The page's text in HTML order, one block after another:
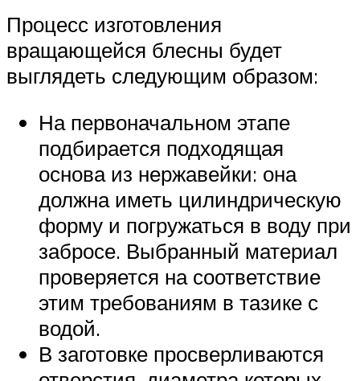
Процесс изготовления
вращающейся блесны будет
выглядеть следующим образом:
На первоначальном этапе
подбирается подходящая
основа из нержавейки: она
должна иметь цилиндрическую
форму и погружаться в воду при
забросе. Выбранный материал
проверяется на соответствие
этим требованиям в тазике с
водой.
В заготовке просверливаются